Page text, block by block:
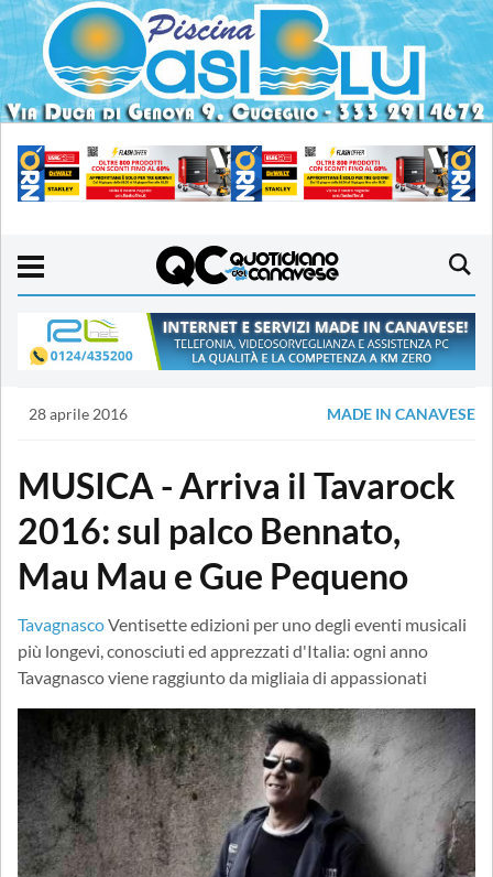
28 aprile 2016 MADE IN CANAVESE
MUSICA - Arriva il Tavarock
2016: sul palco Bennato,
Mau Mau e Gue Pequeno
TavagnascoVentisette edizioni per uno degli eventi musicali
più longevi, conosciuti ed apprezzati d'Italia: ogni anno
Tavagnasco viene raggiunto da migliaia di appassionati